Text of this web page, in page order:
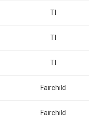
TI
TI
TI
Fairchild
Fairchild